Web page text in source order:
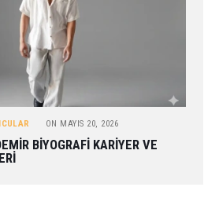
ON MAYIS 20, 2026
BIYOGRAFI KARIYER VE